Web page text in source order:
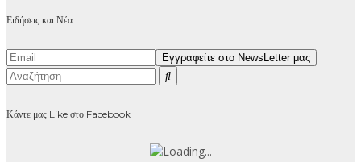
Ειδήσεις και Νέα
Κάντε μας Like στο Facebook